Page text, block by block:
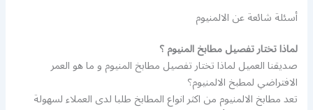
أسئلة شائعة عن الالمنيوم
لماذا تختار تفصيل مطابخ المنيوم ؟
صديقنا العميل لماذا تختار تفصيل مطابخ المنيوم و ما هو العمر
الافتراضي لمطبخ الالمنيوم؟
تعد مطابخ الالمنيوم من اكثر انواع المطابخ طلبا لدى العملاء لسهولة